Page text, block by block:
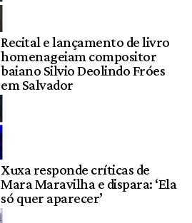
Recital e lançamento de livro
homenageiam compositor
baiano Silvio Deolindo Fróes
em Salvador
Xuxa responde críticas de
Mara Maravilha e dispara: ‘Ela
só quer aparecer’